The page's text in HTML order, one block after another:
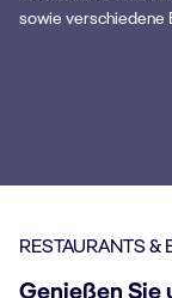
sowie verschiedene
RESTAURANTS &